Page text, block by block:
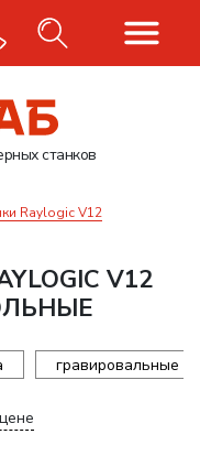
станков
Raylogic V12
V12
гравировальные